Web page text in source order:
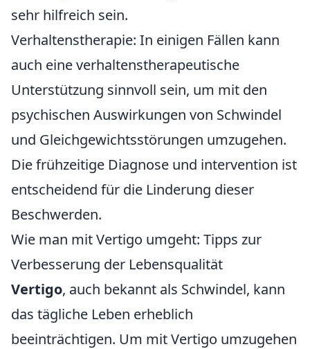
sehr hilfreich sein.
Verhaltenstherapie: In einigen Fällen kann
auch eine verhaltenstherapeutische
Unterstützung sinnvoll sein, um mit den
psychischen Auswirkungen von Schwindel
und Gleichgewichtsstörungen umzugehen.
Die frühzeitige Diagnose und intervention ist
entscheidend für die Linderung dieser
Beschwerden.
Wie man mit Vertigo umgeht: Tipps zur
Verbesserung der Lebensqualität
Vertigo, auch bekannt als Schwindel, kann
das tägliche Leben erheblich
beeinträchtigen. Um mit Vertigo umzugehen